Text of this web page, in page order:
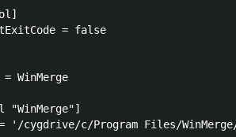
= false
= WinMerge
'/cygdrive/c/Program Files/